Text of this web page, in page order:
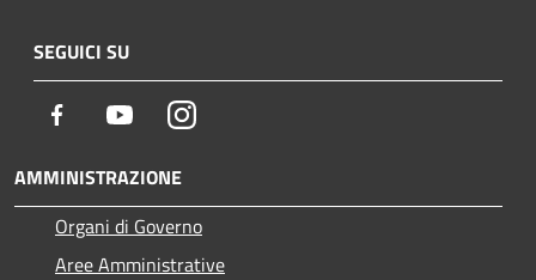
SEGUICI SU
Facebook YoutubeInstagram
AMMINISTRAZIONE
Organi di Governo
Aree Amministrative